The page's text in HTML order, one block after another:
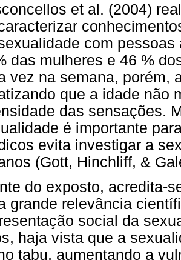
et al. (2004)
com
das mulheres e 46 %
vez na semana, porém,
que a idade não
das sensações.
é importante
evita investigar a
(Gott, Hinchliff, &
do exposto, acredita-
grande relevância
social da
haja vista que a
tabu, aumentando a